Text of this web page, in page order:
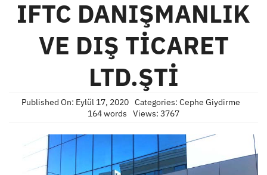
IFTC DANIŞMANLIK
VE DIŞ TİCARET
LTD.ŞTİ
Published On: Eylül 17, 2020 Categories: Cephe Giydirme
164 words
Views: 3767